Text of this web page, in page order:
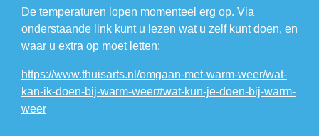
De temperaturen lopen momenteel erg op. Via
onderstaande link kunt u lezen wat u zelf kunt doen, en
waar u extra op moet letten:
https://www.thuisarts.nl/omgaan-met-warm-weer/wat-
kan-ik-doen-bij-warm-weer#wat-kun-je-doen-bij-warm-
weer